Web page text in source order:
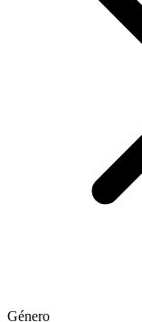
Género